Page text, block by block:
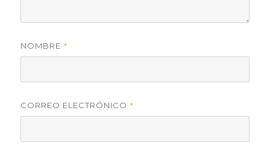
NOMBRE *
CORREO ELECTRÓNICO *